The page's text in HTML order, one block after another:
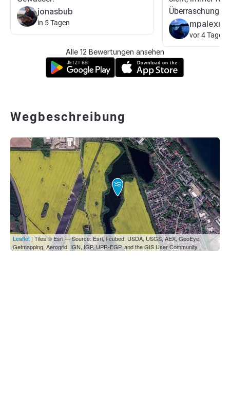
jonasbub
in 5 Tagen
Überraschung
mpalexmp
vor 4 Tagen
Alle 12 Bewertungen ansehen
Wegbeschreibung
Leaflet | Tiles © Esri — Source: Esri, i-cubed, USDA, USGS, AEX, GeoEye,
Getmapping, Aerogrid, IGN, IGP, UPR-EGP, and the GIS User Community